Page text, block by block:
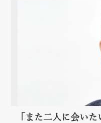
「また二人に会い